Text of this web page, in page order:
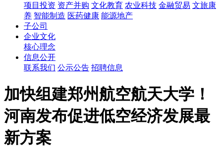
项目投资 资产并购 文化教育 农业科技 金融贸易 文旅康
养 智能制造 医药健康 能源地产
子公司
企业文化
核心理念
信息公开
联系我们 公示公告 招聘信息
加快组建郑州航空航天大学！
河南发布促进低空经济发展最
新方案